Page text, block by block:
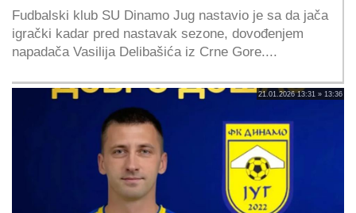
Fudbalski klub SU Dinamo Jug nastavio je sa da jača
igrački kadar pred nastavak sezone, dovođenjem
napadača Vasilija Delibašića iz Crne Gore....
21.01.2026 13:31 » 13:36